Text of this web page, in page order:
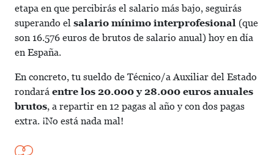
etapa en que percibirás el salario más bajo, seguirás
superando el salario mínimo interprofesional (que
son 16.576 euros de brutos de salario anual) hoy en día
en España.
En concreto, tu sueldo de Técnico/a Auxiliar del Estado
rondará entre los 20.000 y 28.000 euros anuales
brutos, a repartir en 12 pagas al año y con dos pagas
extra. ¡No está nada mal!